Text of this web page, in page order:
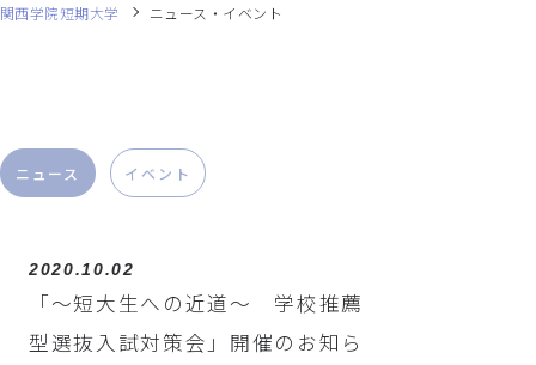
関西学院短期大学 ニュース・イベント
ニュース イベント
2020.10.02
「～短大生への近道～ 学校推薦
型選抜入試対策会」開催のお知ら